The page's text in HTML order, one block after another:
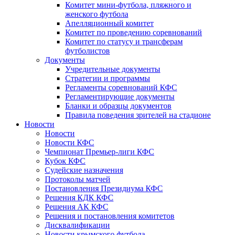
Комитет мини-футбола, пляжного и
женского футбола
Апелляционный комитет
Комитет по проведению соревнований
Комитет по статусу и трансферам
футболистов
Документы
Учредительные документы
Стратегии и программы
Регламенты соревнований КФС
Регламентирующие документы
Бланки и образцы документов
Правила поведения зрителей на стадионе
Новости
Новости
Новости КФС
Чемпионат Премьер-лиги КФС
Кубок КФС
Судейские назначения
Протоколы матчей
Постановления Президиума КФС
Решения КДК КФС
Решения АК КФС
Решения и постановления комитетов
Дисквалификации